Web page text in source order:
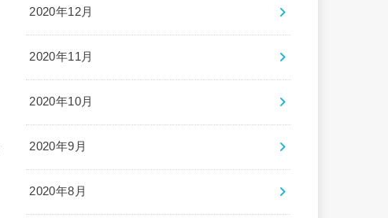
2020年12月
2020年11月
2020年10月
2020年9月
2020年8月